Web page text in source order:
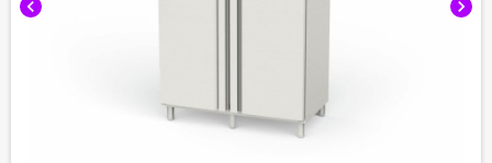
chevron_left chevron_right